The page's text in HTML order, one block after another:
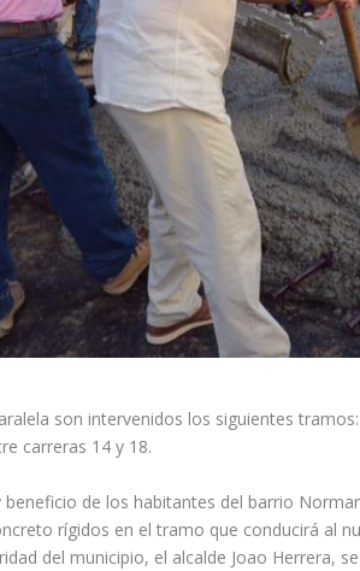
son intervenidos los siguientes
carreras 14 y 18.
beneficio de los habitantes del barrio
rígidos en el tramo que conducirá al
del municipio, el alcalde Joao Herrera,